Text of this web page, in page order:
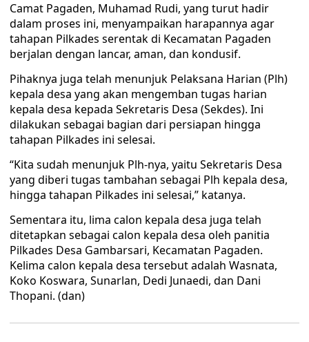
Camat Pagaden, Muhamad Rudi, yang turut hadir
dalam proses ini, menyampaikan harapannya agar
tahapan Pilkades serentak di Kecamatan Pagaden
berjalan dengan lancar, aman, dan kondusif.
Pihaknya juga telah menunjuk Pelaksana Harian (Plh)
kepala desa yang akan mengemban tugas harian
kepala desa kepada Sekretaris Desa (Sekdes). Ini
dilakukan sebagai bagian dari persiapan hingga
tahapan Pilkades ini selesai.
“Kita sudah menunjuk Plh-nya, yaitu Sekretaris Desa
yang diberi tugas tambahan sebagai Plh kepala desa,
hingga tahapan Pilkades ini selesai,” katanya.
Sementara itu, lima calon kepala desa juga telah
ditetapkan sebagai calon kepala desa oleh panitia
Pilkades Desa Gambarsari, Kecamatan Pagaden.
Kelima calon kepala desa tersebut adalah Wasnata,
Koko Koswara, Sunarlan, Dedi Junaedi, dan Dani
Thopani. (dan)